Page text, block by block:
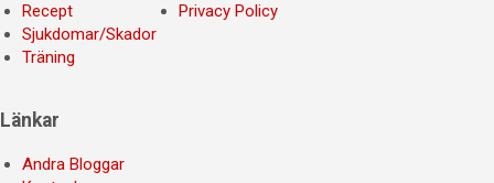
Recept
Sjukdomar/Skador
Träning
Privacy Policy
Länkar
Andra Bloggar